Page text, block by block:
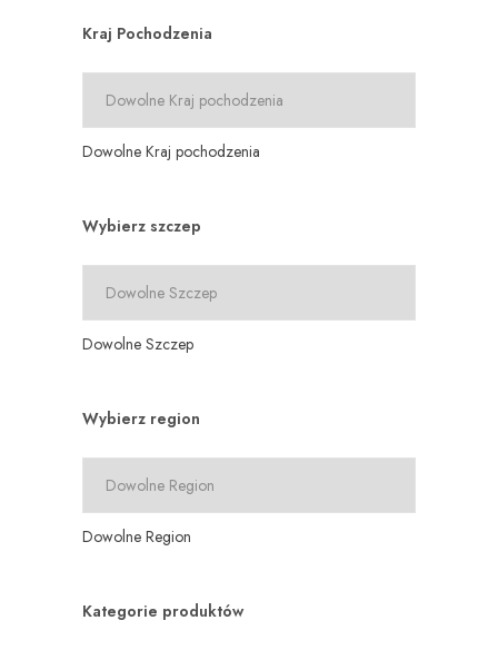
Kraj Pochodzenia
Dowolne Kraj pochodzenia
Wybierz szczep
Dowolne Szczep
Wybierz region
Dowolne Region
Kategorie produktów